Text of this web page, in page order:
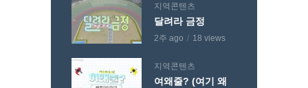
지역콘텐츠
달려라 금정
2주 ago 18 views
지역콘텐츠
여왜줄? (여기 왜